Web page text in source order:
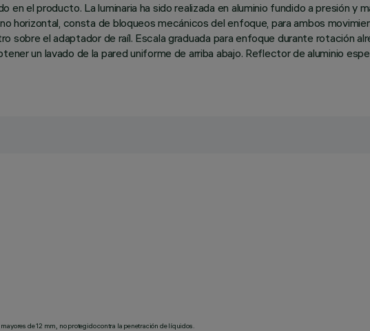
en el producto. La luminaria ha sido realizada en aluminio fundido a presión
horizontal, consta de bloqueos mecánicos del enfoque, para ambos
sobre el adaptador de raíl. Escala graduada para enfoque durante rotación
un lavado de la pared uniforme de arriba abajo. Reflector de aluminio
de 12 mm, no protegido contra la penetración de líquidos.